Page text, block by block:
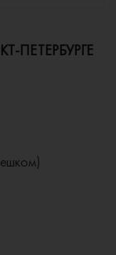
ПЕТЕРБУРГЕ